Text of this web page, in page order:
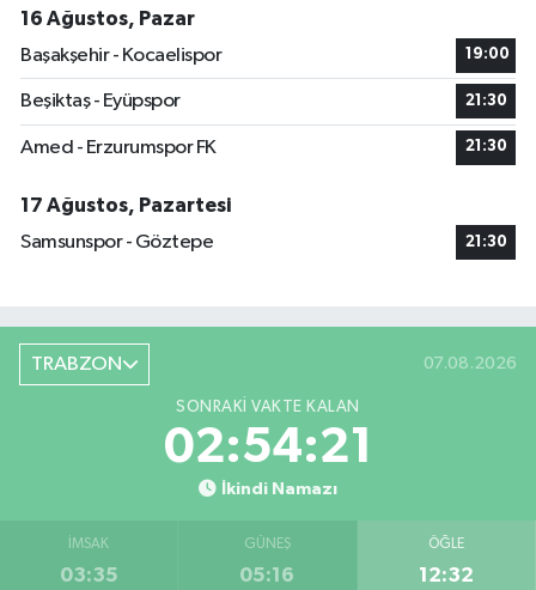
16 Ağustos, Pazar
Başakşehir - Kocaelispor
19:00
Beşiktaş - Eyüpspor 21:30
Amed - Erzurumspor FK 21:30
17 Ağustos, Pazartesi
Samsunspor - Göztepe
21:30
TRABZON 07.08.2026
SONRAKI VAKTE KALAN
02:54:21
İkindi Namazı
İMSAK
03:35
GÜNEŞ
05:16
ÖĞLE
12:32